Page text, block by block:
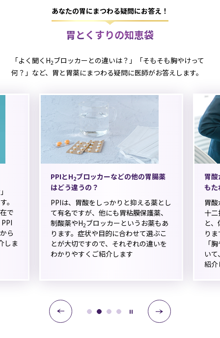
あなたの胃にまつわる疑問にお答え！
胃とくすりの知恵袋
「よく聞くH2ブロッカーとの違いは？」「そもそも胸やけって
何？」など、胃と胃薬にまつわる疑問に医師がお答えします。
。
で
ら
しま
PPIとH2ブロッカーなどの他の胃腸薬
はどう違うの？
PPIは、胃酸をしっかりと抑える薬とし
て有名ですが、他にも胃粘膜保護薬、
制酸薬やH2ブロッカーというお薬もあ
ります。症状や目的に合わせて選ぶこ
とが大切ですので、それぞれの違いを
わかりやすくご紹介します
胃
も
胃
十
と
り
「
い
紹介
0 1 2 3